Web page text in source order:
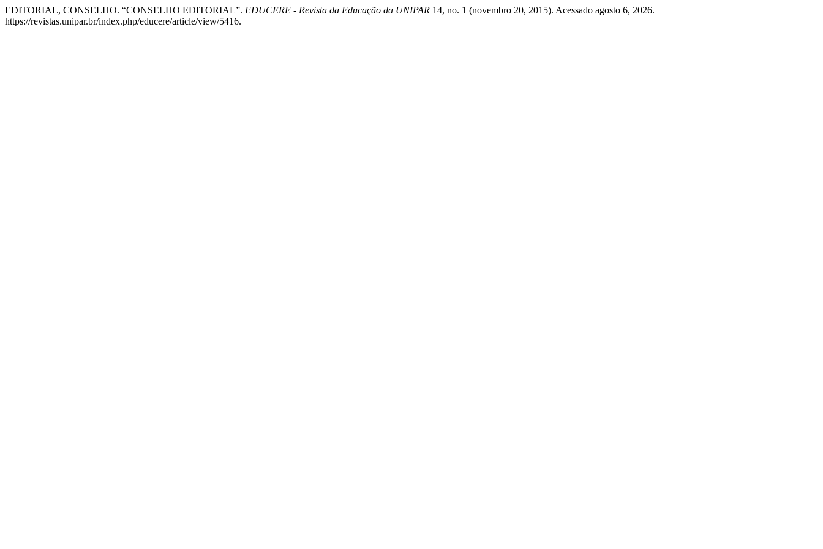
EDITORIAL, CONSELHO. “CONSELHO EDITORIAL”. EDUCERE - Revista da Educação da UNIPAR 14, no. 1 (novembro 20, 2015). Acessado agosto 6, 2026.
https://revistas.unipar.br/index.php/educere/article/view/5416.